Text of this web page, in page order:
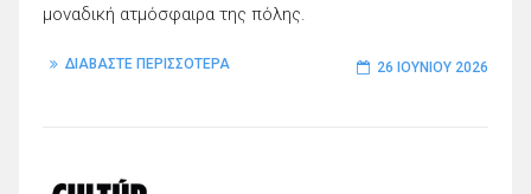
μοναδική ατμόσφαιρα της πόλης.
ΔΙΑΒΑΣΤΕ ΠΕΡΙΣΣΟΤΕΡΑ 26 ΙΟΥΝΊΟΥ 2026